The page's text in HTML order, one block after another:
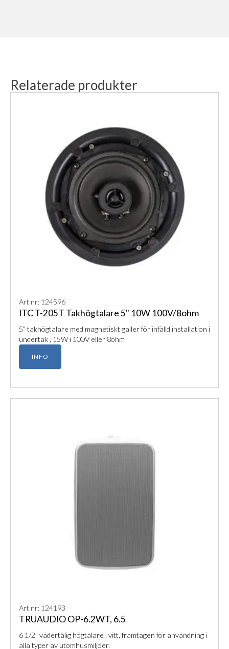
Relaterade produkter
Art nr: 124596
ITC T-205T Takhögtalare 5" 10W 100V/8ohm
5” takhögtalare med magnetiskt galler för infälld installation i
undertak , 15W i 100V eller 8ohm
INFO
Art nr: 124193
TRUAUDIO OP-6.2WT, 6.5
6 1/2" vädertålig högtalare i vitt, framtagen för användning i
alla typer av utomhusmiljöer.